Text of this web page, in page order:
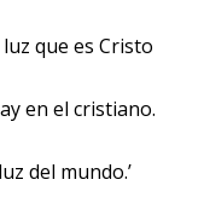
que es Cristo
en el cristiano.
del mundo.’